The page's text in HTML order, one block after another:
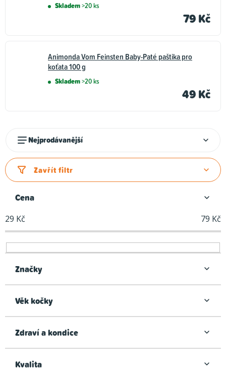
Skladem>20 ks
79 Kč
Animonda Vom Feinsten Baby-Paté paštika pro
koťata 100 g
Skladem>20 ks
49 Kč
z
e
í
p
r
o
u
t
Nejprodávanější
Zavřít filtr
Cena
29 Kč 79 Kč
Značky
Věk kočky
Zdraví a kondice
Kvalita